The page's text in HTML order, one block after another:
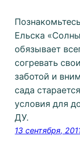
Ельска
обязывает
согревать
заботой и
сада
условия для
ДУ.
13 сентября,